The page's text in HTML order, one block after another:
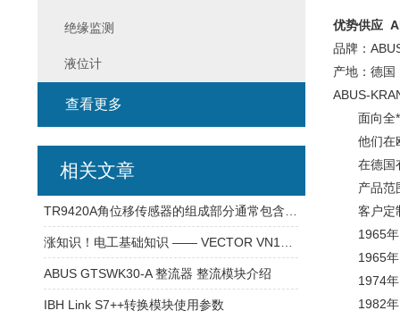
优势供应
品牌：
产地：德国
ABUS-
面向全*
他们在欧
在德国
产品范围
客户定制
1965年
1965年
1974年
1982年
绝缘监测
液位计
查看更多
相关文章
ABUS GTSWK30-A 整流器 整流模块介绍
IBH Link S7++转换模块使用参数